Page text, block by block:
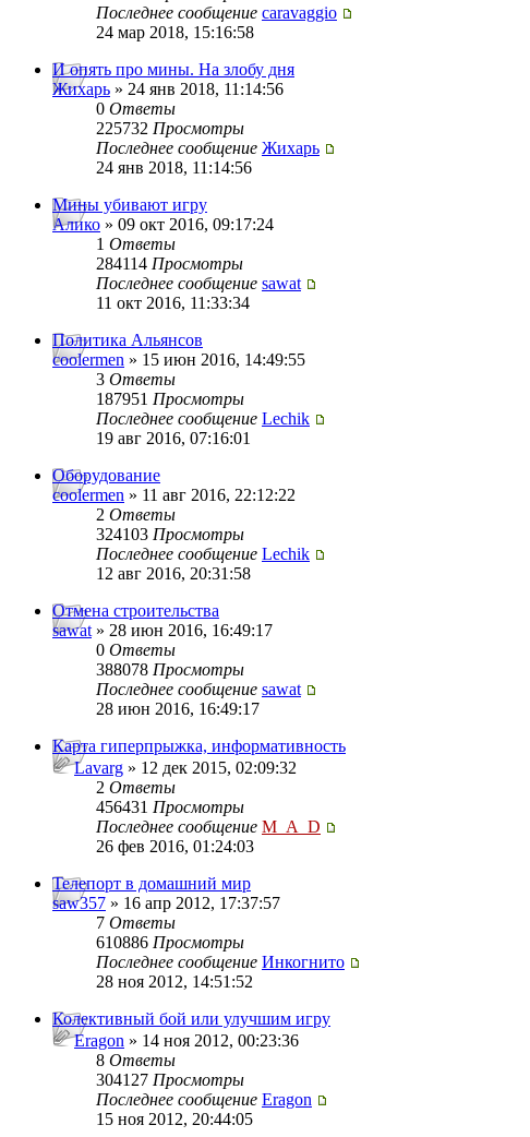
Последнее сообщение caravaggio
24 мар 2018, 15:16:58
И опять про мины. На злобу дня
Жихарь » 24 янв 2018, 11:14:56
0 Ответы
225732 Просмотры
Последнее сообщение Жихарь
24 янв 2018, 11:14:56
Мины убивают игру
Алико » 09 окт 2016, 09:17:24
1 Ответы
284114 Просмотры
Последнее сообщение sawat
11 окт 2016, 11:33:34
Политика Альянсов
coolermen » 15 июн 2016, 14:49:55
3 Ответы
187951 Просмотры
Последнее сообщение Lechik
19 авг 2016, 07:16:01
Оборудование
coolermen » 11 авг 2016, 22:12:22
2 Ответы
324103 Просмотры
Последнее сообщение Lechik
12 авг 2016, 20:31:58
Отмена строительства
sawat » 28 июн 2016, 16:49:17
0 Ответы
388078 Просмотры
Последнее сообщение sawat
28 июн 2016, 16:49:17
Карта гиперпрыжка, информативность
Lavarg » 12 дек 2015, 02:09:32
2 Ответы
456431 Просмотры
Последнее сообщение M_A_D
26 фев 2016, 01:24:03
Телепорт в домашний мир
saw357 » 16 апр 2012, 17:37:57
7 Ответы
610886 Просмотры
Последнее сообщение Инкогнито
28 ноя 2012, 14:51:52
Колективный бой или улучшим игру
Eragon » 14 ноя 2012, 00:23:36
8 Ответы
304127 Просмотры
Последнее сообщение Eragon
15 ноя 2012, 20:44:05